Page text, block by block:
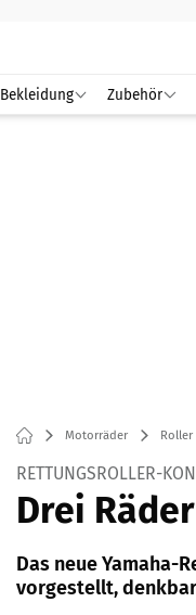
Bekleidung Zubehör
Motorräder Roller
RETTUNGSROLLER-
Drei
Das neue Yamaha-
vorgestellt,